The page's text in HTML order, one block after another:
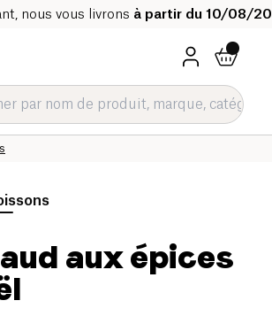
nous vous livrons à partir du 10/08/
aux épices